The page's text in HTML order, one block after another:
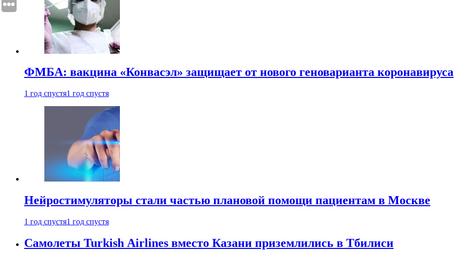
ФМБА: вакцина «Конвасэл» защищает от нового геноварианта коронавируса
1 год спустя1 год спустя
Нейростимуляторы стали частью плановой помощи пациентам в Москве
1 год спустя1 год спустя
Самолеты Turkish Airlines вместо Казани приземлились в Тбилиси